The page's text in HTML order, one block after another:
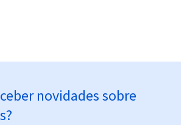
novidades sobre